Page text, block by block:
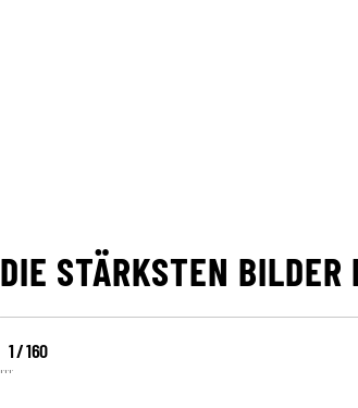
DIE STÄRKSTEN BILDER
1 / 160
©
REUTERS
©
REUTERS
©
REUTERS